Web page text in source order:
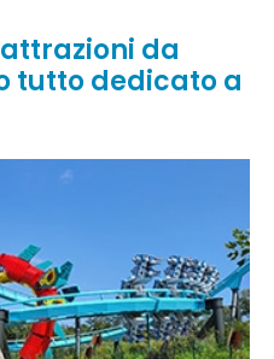
da
tutto dedicato a